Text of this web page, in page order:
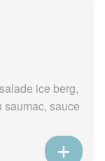
ice berg,
sauce